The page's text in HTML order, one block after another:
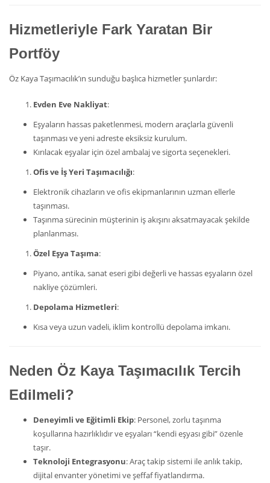
Hizmetleriyle Fark Yaratan Bir
Portföy
Öz Kaya Taşımacılık’ın sunduğu başlıca hizmetler şunlardır:
Evden Eve Nakliyat:
Eşyaların hassas paketlenmesi, modern araçlarla güvenli
taşınması ve yeni adreste eksiksiz kurulum.
Kırılacak eşyalar için özel ambalaj ve sigorta seçenekleri.
Ofis ve İş Yeri Taşımacılığı:
Elektronik cihazların ve ofis ekipmanlarının uzman ellerle
taşınması.
Taşınma sürecinin müşterinin iş akışını aksatmayacak şekilde
planlanması.
Özel Eşya Taşıma:
Piyano, antika, sanat eseri gibi değerli ve hassas eşyaların özel
nakliye çözümleri.
Depolama Hizmetleri:
Kısa veya uzun vadeli, iklim kontrollü depolama imkanı.
Neden Öz Kaya Taşımacılık Tercih
Edilmeli?
Deneyimli ve Eğitimli Ekip: Personel, zorlu taşınma
koşullarına hazırlıklıdır ve eşyaları “kendi eşyası gibi” özenle
taşır.
Teknoloji Entegrasyonu: Araç takip sistemi ile anlık takip,
dijital envanter yönetimi ve şeffaf fiyatlandırma.